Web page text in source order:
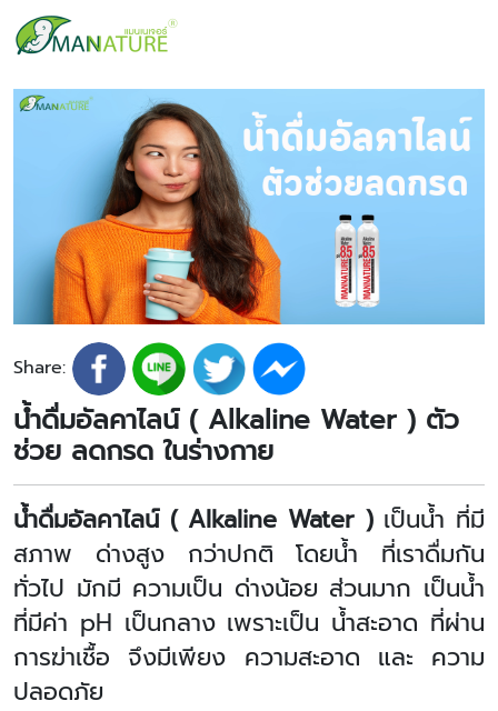
Share:
น้ำดื่มอัลคาไลน์ ( Alkaline Water ) ตัว
ช่วย ลดกรด ในร่างกาย
น้ำดื่มอัลคาไลน์ ( Alkaline Water ) เป็นน้ำ ที่มี
สภาพ ด่างสูง กว่าปกติ โดยน้ำ ที่เราดื่มกัน
ทั่วไป มักมี ความเป็น ด่างน้อย ส่วนมาก เป็นน้ำ
ที่มีค่า pH เป็นกลาง เพราะเป็น น้ำสะอาด ที่ผ่าน
การฆ่าเชื้อ จึงมีเพียง ความสะอาด และ ความ
ปลอดภัย